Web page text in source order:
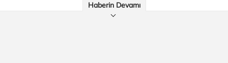
Haberin Devamı